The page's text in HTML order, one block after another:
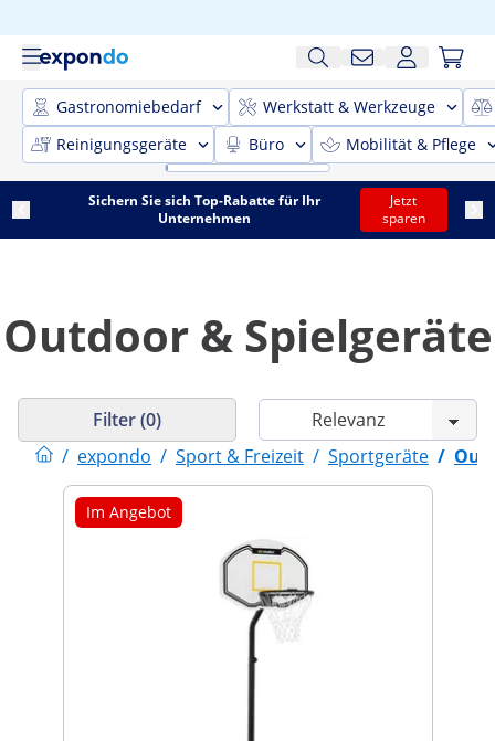
Gastronomiebedarf
Werkstatt & Werkzeuge
Reinigungsgeräte
Büro Mobilität & Pflege
Sichern Sie sich Top-Rabatte für Ihr
Unternehmen
Jetzt
sparen
Outdoor & Spielgeräte
/ expondo / Sport & Freizeit / Sportgeräte /
Filter (0)
Im Angebot